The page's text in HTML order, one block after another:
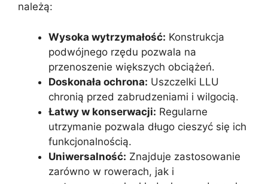
należą:
Wysoka wytrzymałość: Konstrukcja
podwójnego rzędu pozwala na
przenoszenie większych obciążeń.
Doskonała ochrona: Uszczelki LLU
chronią przed zabrudzeniami i wilgocią.
Łatwy w konserwacji: Regularne
utrzymanie pozwala długo cieszyć się ich
funkcjonalnością.
Uniwersalność: Znajduje zastosowanie
zarówno w rowerach, jak i